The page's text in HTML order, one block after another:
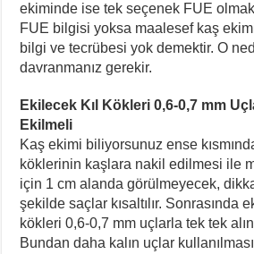
ekiminde ise tek seçenek FUE
FUE bilgisi yoksa maalesef kaş
bilgi ve tecrübesi yok demektir. O
davranmanız gerekir.
Ekilecek Kıl Kökleri 0,6-0,7 mm
Ekilmeli
Kaş ekimi biliyorsunuz ense
köklerinin kaşlara nakil edilmesi ile
için 1 cm alanda görülmeyecek,
şekilde saçlar kısaltılır. Sonrasında
kökleri 0,6-0,7 mm uçlarla tek tek
Bundan daha kalın uçlar